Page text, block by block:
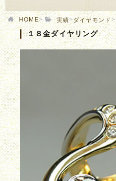
HOME> 実績>ダイヤモンド>
１８金ダイヤリング